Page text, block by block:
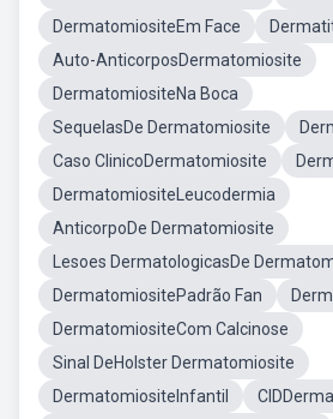
DermatomiositeEm Face
Auto-AnticorposDermatomiosite
DermatomiositeNa Boca
SequelasDe Dermatomiosite
Caso ClinicoDermatomiosite
DermatomiositeLeucodermia
AnticorpoDe Dermatomiosite
Lesoes DermatologicasDe
DermatomiositePadrão Fan
DermatomiositeCom Calcinose
Sinal DeHolster Dermatomiosite
DermatomiositeInfantil